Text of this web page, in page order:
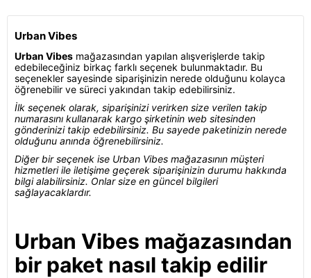
Urban Vibes
Urban Vibes mağazasından yapılan alışverişlerde takip
edebileceğiniz birkaç farklı seçenek bulunmaktadır. Bu
seçenekler sayesinde siparişinizin nerede olduğunu kolayca
öğrenebilir ve süreci yakından takip edebilirsiniz.
İlk seçenek olarak, siparişinizi verirken size verilen takip
numarasını kullanarak kargo şirketinin web sitesinden
gönderinizi takip edebilirsiniz. Bu sayede paketinizin nerede
olduğunu anında öğrenebilirsiniz.
Diğer bir seçenek ise Urban Vibes mağazasının müşteri
hizmetleri ile iletişime geçerek siparişinizin durumu hakkında
bilgi alabilirsiniz. Onlar size en güncel bilgileri
sağlayacaklardır.
Urban Vibes mağazasından
bir paket nasıl takip edilir